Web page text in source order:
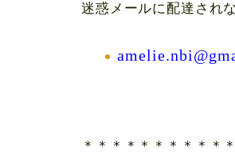
迷惑メールに配達され
＊＊＊＊＊＊＊＊＊＊